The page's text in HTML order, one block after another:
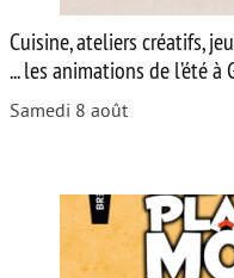
Cuisine, ateliers créatifs,
... les animations de l’été
Samedi 8 août